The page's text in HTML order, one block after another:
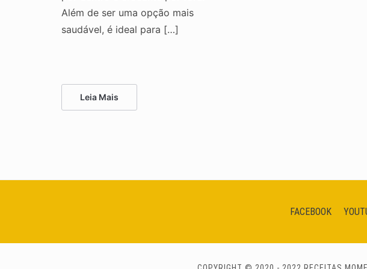
Além de ser uma opção mais
saudável, é ideal para […]
Leia Mais
FACEBOOK